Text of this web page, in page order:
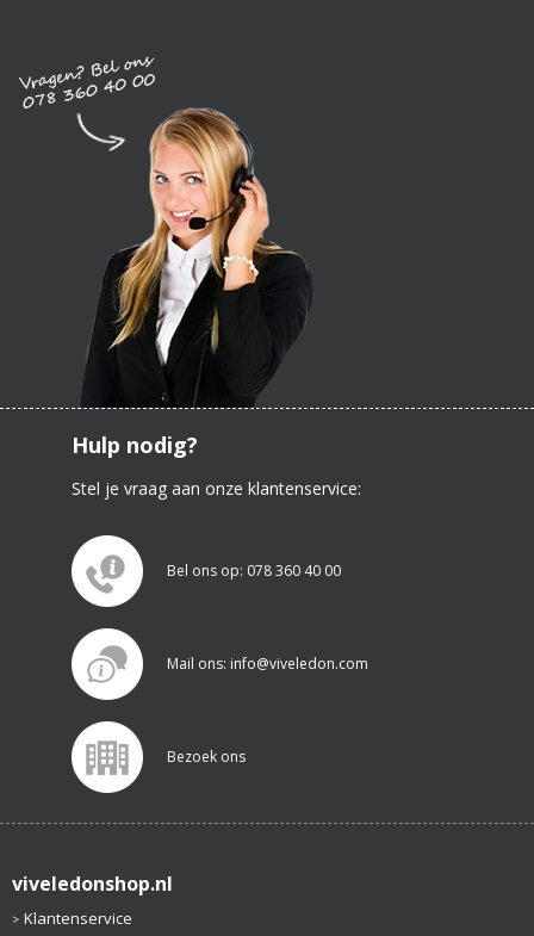
Hulp nodig?
Stel je vraag aan onze klantenservice:
Bel ons op: 078 360 40 00
Mail ons: info@viveledon.com
Bezoek ons
viveledonshop.nl
Klantenservice